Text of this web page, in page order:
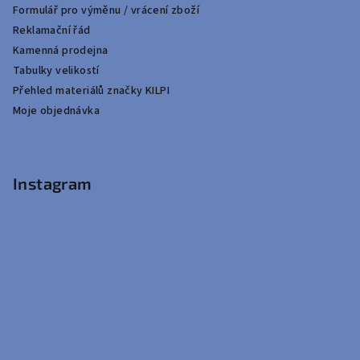
Formulář pro výměnu / vrácení zboží
Reklamační řád
Kamenná prodejna
Tabulky velikostí
Přehled materiálů značky KILPI
Moje objednávka
Instagram